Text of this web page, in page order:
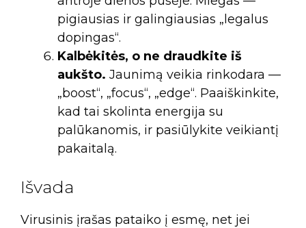
pigiausias ir galingiausias „legalus
dopingas“.
Kalbėkitės, o ne draudkite iš
aukšto. Jaunimą veikia rinkodara —
„boost“, „focus“, „edge“. Paaiškinkite,
kad tai skolinta energija su
palūkanomis, ir pasiūlykite veikiantį
pakaitalą.
Išvada
Virusinis įrašas pataiko į esmę, net jei